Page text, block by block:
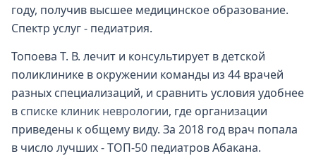
году, получив высшее медицинское образование.
Спектр услуг - педиатрия.
Топоева Т. В. лечит и консультирует в детской
поликлинике в окружении команды из 44 врачей
разных специализаций, и сравнить условия удобнее
в списке клиник неврологии, где организации
приведены к общему виду. За 2018 год врач попала
в число лучших - ТОП-50 педиатров Абакана.